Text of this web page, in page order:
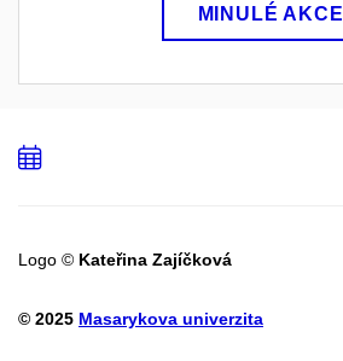
MINULÉ AKCE
Logo © Kateřina Zajíčková
© 2025 Masarykova univerzita
Přidat